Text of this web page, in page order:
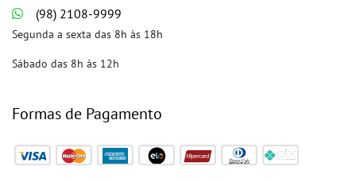
(98) 2108-9999
Segunda a sexta das 8h às 18h
Sábado das 8h às 12h
Formas de Pagamento